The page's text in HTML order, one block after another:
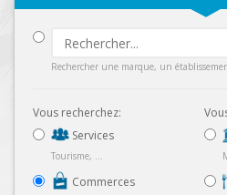
Rechercher une marque, un
Vous recherchez:
Services
Tourisme, ...
Commerces